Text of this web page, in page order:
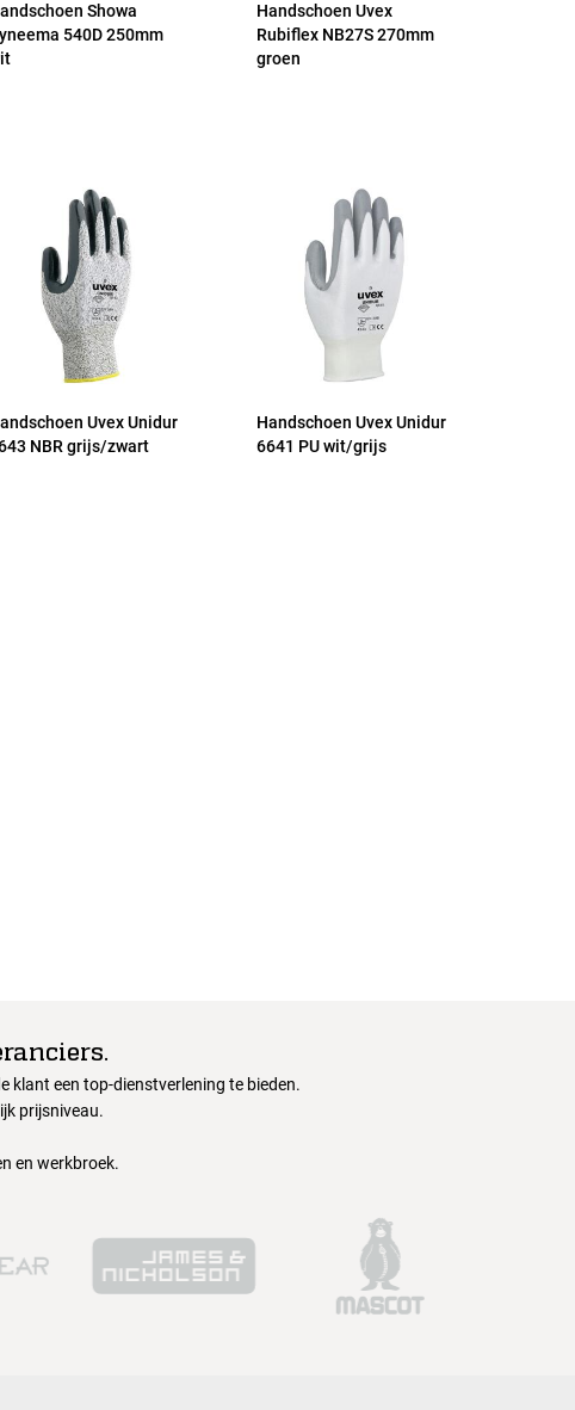
Showa
540D 250mm
Handschoen Uvex
Rubiflex NB27S 270mm
groen
Uvex Unidur
NBR grijs/zwart
Handschoen Uvex Unidur
6641 PU wit/grijs
klant een top-dienstverlening te bieden.
prijsniveau.
en werkbroek.